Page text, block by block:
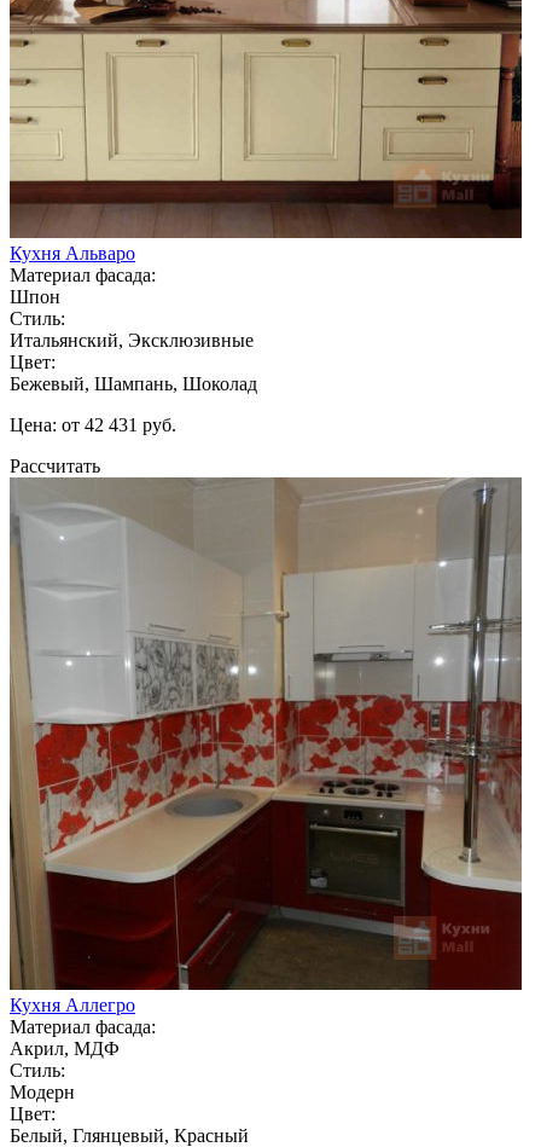
Кухня Альваро
Материал фасада:
Шпон
Стиль:
Итальянский, Эксклюзивные
Цвет:
Бежевый, Шампань, Шоколад
Цена: от 42 431 руб.
Рассчитать
Кухня Аллегро
Материал фасада:
Акрил, МДФ
Стиль:
Модерн
Цвет:
Белый, Глянцевый, Красный